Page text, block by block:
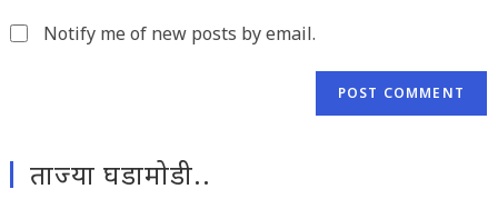
Notify me of new posts by email.
ताज्या घडामोडी..